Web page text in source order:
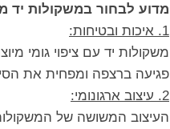
מדוע לבחור במשקולות יד
1. איכות ובטיחות:
משקולות יד עם ציפוי גומי
פגיעה ברצפה ומפחית את
2. עיצוב ארגונומי:
העיצוב המשושה של